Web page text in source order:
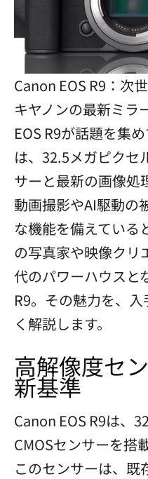
Canon EOS R9：次
キヤノンの最新ミラ
EOS R9が話題を集
は、32.5メガピクセ
サーと最新の画像処
動画撮影やAI駆動の
な機能を備えている
の写真家や映像クリ
代のパワーハウスと
R9。その魅力を、
く解説します。
高解像度セ
新基準
Canon EOS R9は、
CMOSセンサーを搭
このセンサーは、既